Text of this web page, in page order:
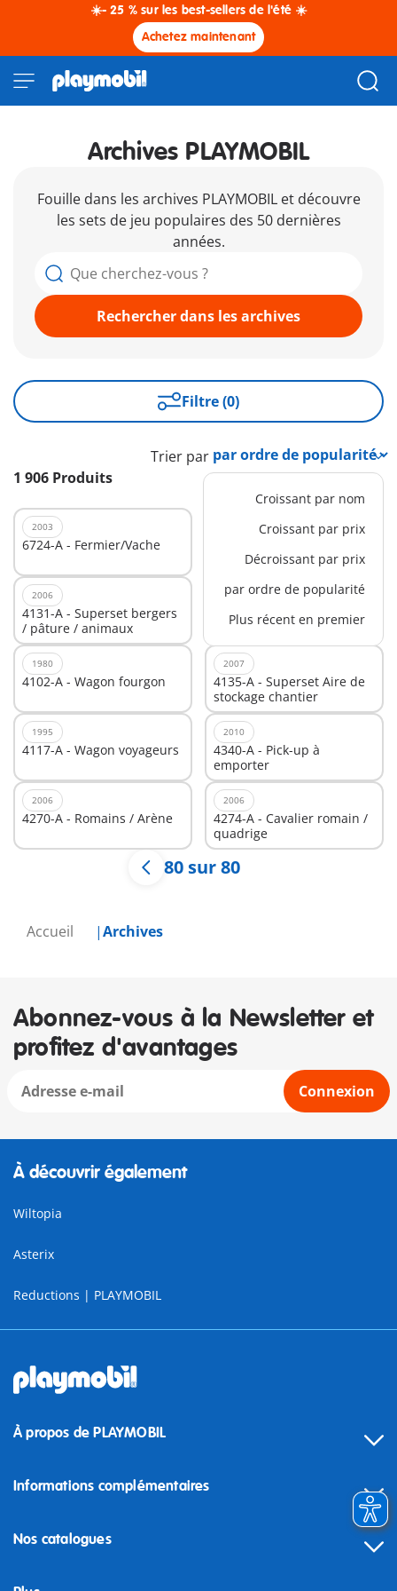
☀️- 25 % sur les best-sellers de l'été ☀️
Achetez maintenant
Accueil Archives
Archives PLAYMOBIL
Fouille dans les archives PLAYMOBIL et découvre
les sets de jeu populaires des 50 dernières
années.
Rechercher dans les archives
Filtre (0)
1 906 Produits
Trier par
Croissant par nom
Croissant par prix
Décroissant par prix
par ordre de popularité
Plus récent en premier
2003
6724-A - Fermier/Vache
marchandises RC avec
2006
4131-A - Superset bergers
/ pâture / animaux
2007
4234-A - Voltigeurs avec
chevaux et manège
1980
4102-A - Wagon fourgon
2007
4135-A - Superset Aire de
stockage chantier
1995
4117-A - Wagon voyageurs
2010
4340-A - Pick-up à
emporter
2006
4270-A - Romains / Arène
2006
4274-A - Cavalier romain /
quadrige
80 sur 80
Abonnez-vous à la Newsletter et
profitez d'avantages
Connexion
À découvrir également
Wiltopia
Asterix
Reductions | PLAYMOBIL
À propos de PLAYMOBIL
Informations complémentaires
Nos catalogues